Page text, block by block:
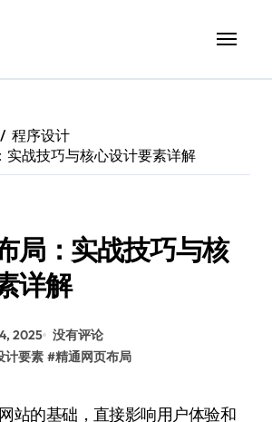
程序设计
实战技巧与核心设计要素详解
局：实战技巧与核
详解
2025 没有评论
计要素 #精通网页布局